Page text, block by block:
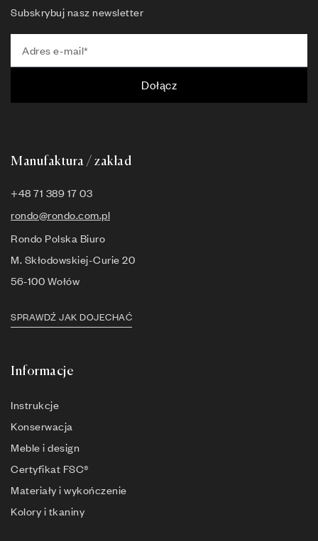
Subskrybuj nasz newsletter
Dołącz
Manufaktura / zakład
+48 71 389 17 03
rondo@rondo.com.pl
Rondo Polska Biuro
M. Skłodowskiej-Curie 20
56-100 Wołów
SPRAWDŹ JAK DOJECHAĆ
Informacje
Instrukcje
Konserwacja
Meble i design
Certyfikat FSC®
Materiały i wykończenie
Kolory i tkaniny